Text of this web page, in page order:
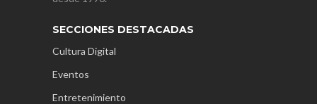
SECCIONES DESTACADAS
Cultura Digital
Eventos
Entretenimiento